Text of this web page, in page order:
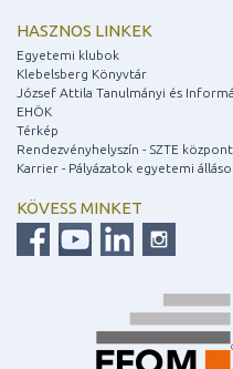
HASZNOS LINKEK
Egyetemi klubok
Klebelsberg Könyvtár
József Attila Tanulmányi és
EHÖK
Térkép
Rendezvényhelyszín - SZTE
Karrier - Pályázatok egyetemi
KÖVESS MINKET